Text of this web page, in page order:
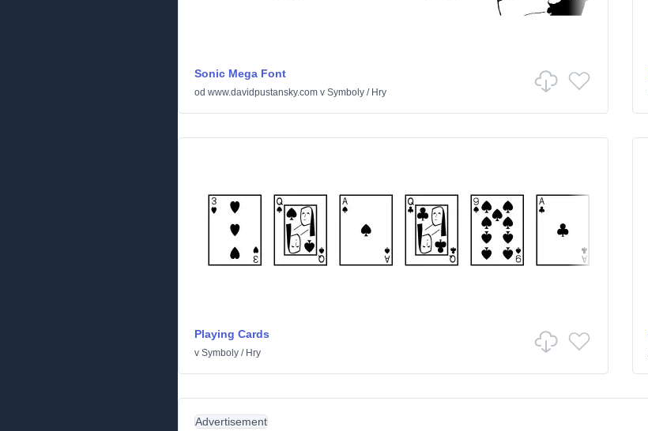
Sonic Mega Font
od www.davidpustansky.com v Symboly / Hry
Playing Cards
v Symboly / Hry
Advertisement